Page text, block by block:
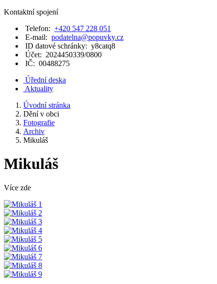
Kontaktní spojení
Telefon: +420 547 228 051
E-mail: podatelna@popuvky.cz
ID datové schránky: y8catq8
Účet: 2024450339/0800
IČ: 00488275
Úřední deska
Aktuality
Úvodní stránka
Dění v obci
Fotografie
Archiv
Mikuláš
Mikuláš
Více zde